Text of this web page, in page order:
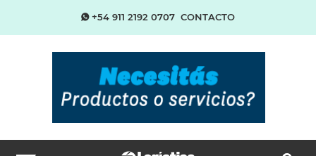
+54 911 2192 0707 CONTACTO